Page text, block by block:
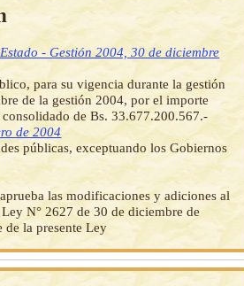
- Gestión 2004, 30 de diciembre
para su vigencia durante la gestión
de la gestión 2004, por el importe
de Bs. 33.677.200.567.-
de 2004
públicas, exceptuando los Gobiernos
las modificaciones y adiciones al
N° 2627 de 30 de diciembre de
de la presente Ley